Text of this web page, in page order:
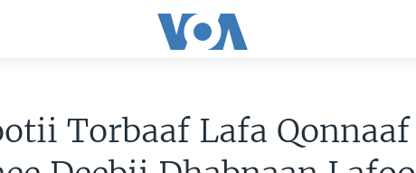
Torbaaf Lafa Qonnaaf